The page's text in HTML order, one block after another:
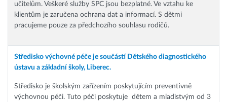
učitelům. Veškeré služby SPC jsou bezplatné. Ve vztahu ke
klientům je zaručena ochrana dat a informací. S dětmi
pracujeme pouze za předchozího souhlasu rodičů.
Středisko výchovné péče je součástí Dětského diagnostického
ústavu a základní školy, Liberec.
Středisko je školským zařízením poskytujícím preventivně
výchovnou péči. Tuto péči poskytuje dětem a mladistvým od 3